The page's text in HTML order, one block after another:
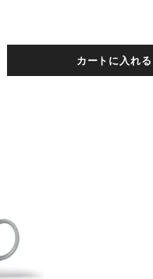
カートに入れる